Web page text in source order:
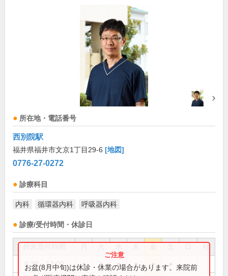
所在地・電話番号
西別院駅
福井県福井市文京1丁目29-6 [地図]
0776-27-0272
診療科目
内科 循環器内科 呼吸器内科
診療/受付時間・休診日
祝
8:30～12:00 ● ● ● ● ●
お盆(8月中旬)は休診・休業の場合があります。来院前